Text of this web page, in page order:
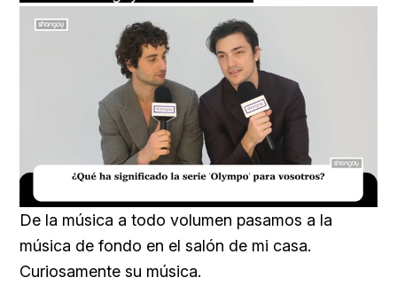
16.54%
De la música a todo volumen pasamos a la
música de fondo en el salón de mi casa.
Curiosamente su música.